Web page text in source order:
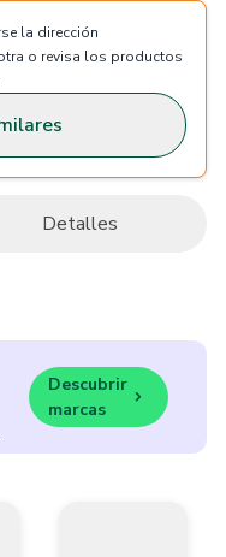
la dirección
o revisa los productos
Detalles
Descubrir
marcas